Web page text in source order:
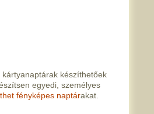
készíthetőek
egyedi, személyes
fényképes naptárakat.